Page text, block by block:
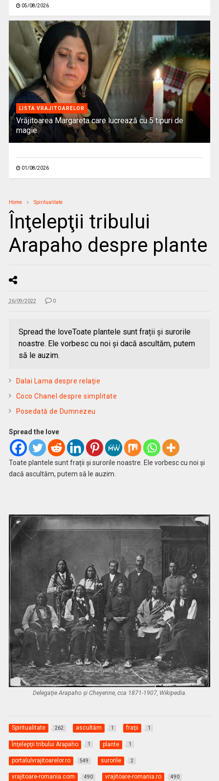
05/08/2026
LISTA VRAJITOARELOR
Vrăjitoarea Margareta care lucrează cu 5 tipuri de
magie
01/08/2026
Home Spiritualitate
Înţelepţii tribului
Arapaho despre plante
26/09/2022 0
Spread the loveToate plantele sunt frații și surorile
noastre. Ele vorbesc cu noi și dacă ascultăm, putem
să le auzim.
Dalai Lama despre relaţie
Coco Chanel despre simplitate
Posedată de Dumnezeu
Spread the love
Toate plantele sunt frații și surorile noastre. Ele vorbesc cu noi și
dacă ascultăm, putem să le auzim.
Delegaţie Arapaho şi Cheyenne, cca 1871-1907, Wikipedia.
Spiritualitate 262 ascultăm 1 fraţii 1
Înţelepţii tribului Arapaho 1 plante 1
portalulvrajitoarelor.ro 549 surorile 2
vrajitoare-romania.com 490 vrajitoare-romania.ro 490